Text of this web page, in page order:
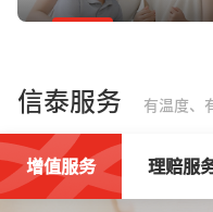
信泰服务 有温度、
增值服务 理赔服